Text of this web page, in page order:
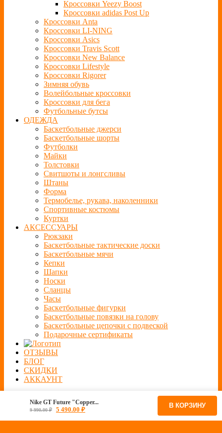
Кроссовки Yeezy Boost
Кроссовки adidas Post Up
Кроссовки Anta
Кроссовки LI-NING
Кроссовки Asics
Кроссовки Travis Scott
Кроссовки New Balance
Кроссовки Lifestyle
Кроссовки Rigorer
Зимняя обувь
Волейбольные кроссовки
Кроссовки для бега
Футбольные бутсы
ОДЕЖДА
Баскетбольные джерси
Баскетбольные шорты
Футболки
Майки
Толстовки
Свитшоты и лонгсливы
Штаны
Форма
Термобелье, рукава, наколенники
Спортивные костюмы
Куртки
АКСЕССУАРЫ
Рюкзаки
Баскетбольные тактические доски
Баскетбольные мячи
Кепки
Шапки
Носки
Сланцы
Часы
Баскетбольные фигурки
Баскетбольные повязки на голову
Баскетбольные цепочки с подвеской
Подарочные сертификаты
ОТЗЫВЫ
БЛОГ
СКИДКИ
АККАУНТ
Nike GT Future "Copper...
9 990.00₽ 5 490.00 ₽ В КОРЗИНУ